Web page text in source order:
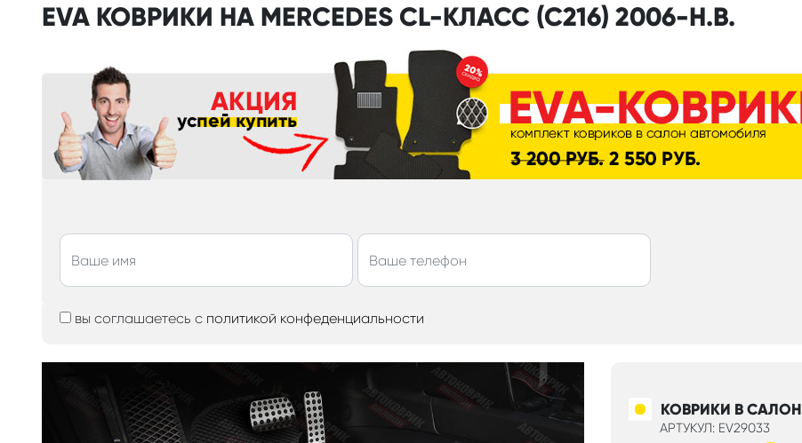
EVA КОВРИКИ НА MERCEDES CL-КЛАСС (C216) 2006-Н.В.
вы соглашаетесь с политикой конфеденциальности
КОВРИКИ В САЛОН
АРТУКУЛ: EV29033